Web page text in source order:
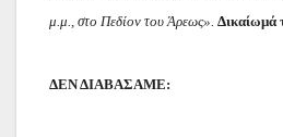
μ.μ., στο Πεδίον του Άρεως». Δικαίωμά
ΔΕΝ ΔΙΑΒΑΣΑΜΕ: